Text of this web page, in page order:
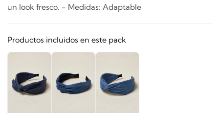
un look fresco. - Medidas: Adaptable
Productos incluidos en este pack